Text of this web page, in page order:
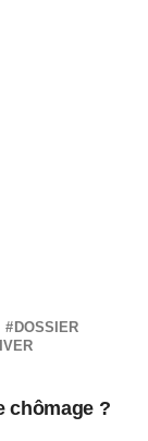
DOSSIER
chômage ?